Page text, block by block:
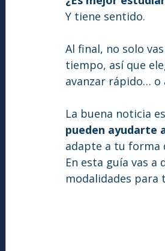
Y tiene sentido.
Al final, no solo
tiempo, así que
avanzar rápido… o
La buena noticia
pueden ayudarte
adapte a tu forma
En esta guía vas
modalidades para